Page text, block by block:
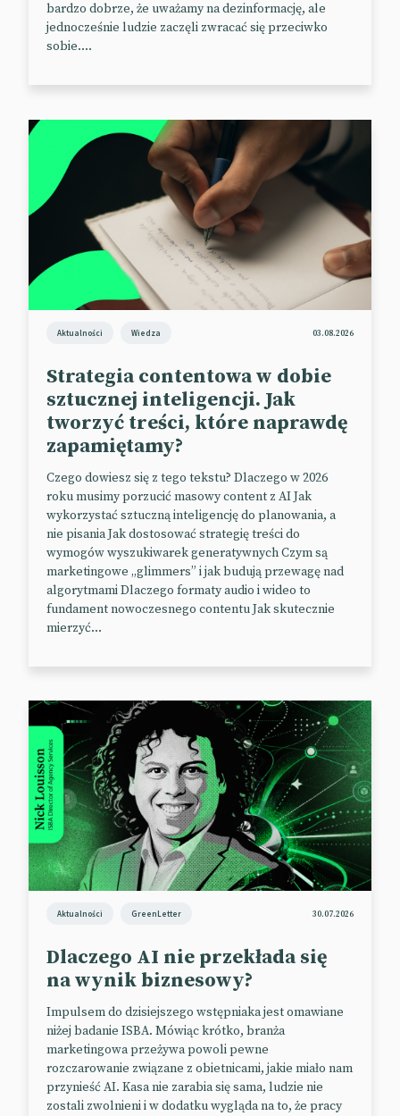
bardzo dobrze, że uważamy na dezinformację, ale
jednocześnie ludzie zaczęli zwracać się przeciwko
sobie....
Aktualności Wiedza 03.08.2026
Strategia contentowa w dobie
sztucznej inteligencji. Jak
tworzyć treści, które naprawdę
zapamiętamy?
Czego dowiesz się z tego tekstu? Dlaczego w 2026
roku musimy porzucić masowy content z AI Jak
wykorzystać sztuczną inteligencję do planowania, a
nie pisania Jak dostosować strategię treści do
wymogów wyszukiwarek generatywnych Czym są
marketingowe „glimmers” i jak budują przewagę nad
algorytmami Dlaczego formaty audio i wideo to
fundament nowoczesnego contentu Jak skutecznie
mierzyć...
Aktualności GreenLetter 30.07.2026
Dlaczego AI nie przekłada się
na wynik biznesowy?
Impulsem do dzisiejszego wstępniaka jest omawiane
niżej badanie ISBA. Mówiąc krótko, branża
marketingowa przeżywa powoli pewne
rozczarowanie związane z obietnicami, jakie miało nam
przynieść AI. Kasa nie zarabia się sama, ludzie nie
zostali zwolnieni i w dodatku wygląda na to, że pracy